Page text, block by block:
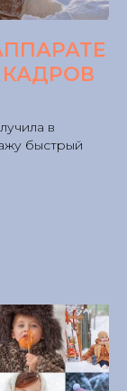
в
быстрый